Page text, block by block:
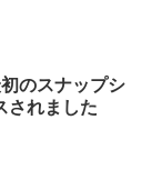
のスナップシ
されました